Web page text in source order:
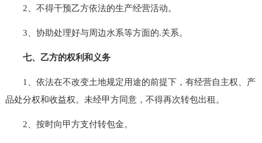
2、不得干预乙方依法的生产经营活动。
3、协助处理好与周边水系等方面的.关系。
七、乙方的权利和义务
1、依法在不改变土地规定用途的前提下，有经营自主权、产
品处分权和收益权。未经甲方同意，不得再次转包出租。
2、按时向甲方支付转包金。